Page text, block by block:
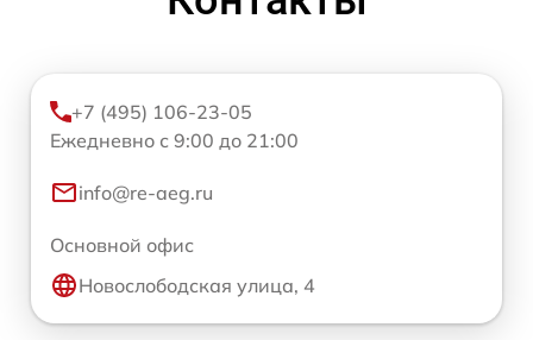
+7 (495) 106-23-05
Ежедневно с 9:00 до 21:00
info@re-aeg.ru
Основной офис
Новослободская улица, 4